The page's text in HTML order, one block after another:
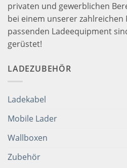
privaten und gewerblichen
bei einem unserer zahlreichen
passenden Ladeequipment
gerüstet!
LADEZUBEHÖR
Ladekabel
Mobile Lader
Wallboxen
Zubehör